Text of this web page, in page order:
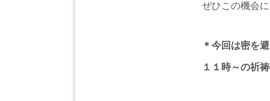
ぜひこの機会
＊今回は密を
１１時～の祈